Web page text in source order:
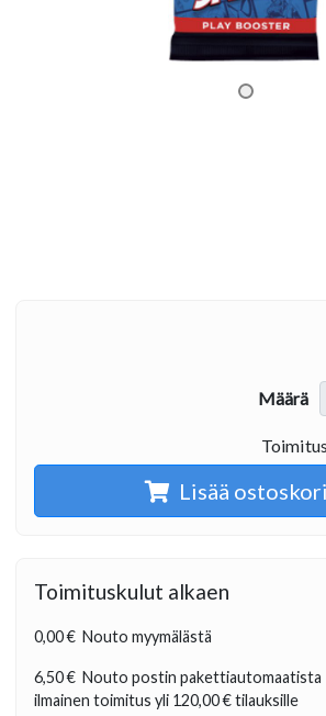
Määrä
Lisää
Toimituskulut alkaen
0,00 € Nouto myymälästä
6,50 € Nouto postin pakettiautomaatista
ilmainen toimitus yli 120,00 €tilauksille